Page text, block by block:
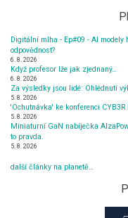
Digitální mlha - Ep#09 - AI
odpovědnost?
6. 8. 2026
Když profesor lže jak zjednaný…
6. 8. 2026
Za výsledky jsou lidé: Ohlédnutí
5. 8. 2026
'Ochutnávka' ke konferenci CYB3R
5. 8. 2026
Miniaturní GaN nabíječka
to pravda.
5. 8. 2026
další články na planetě…